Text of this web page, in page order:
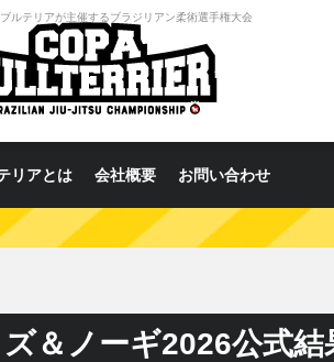
ルテリアが主催するブラジリアン柔術選手権大会
リアとは 会社概要 お問い合わせ
＆ノーギ2026公式結